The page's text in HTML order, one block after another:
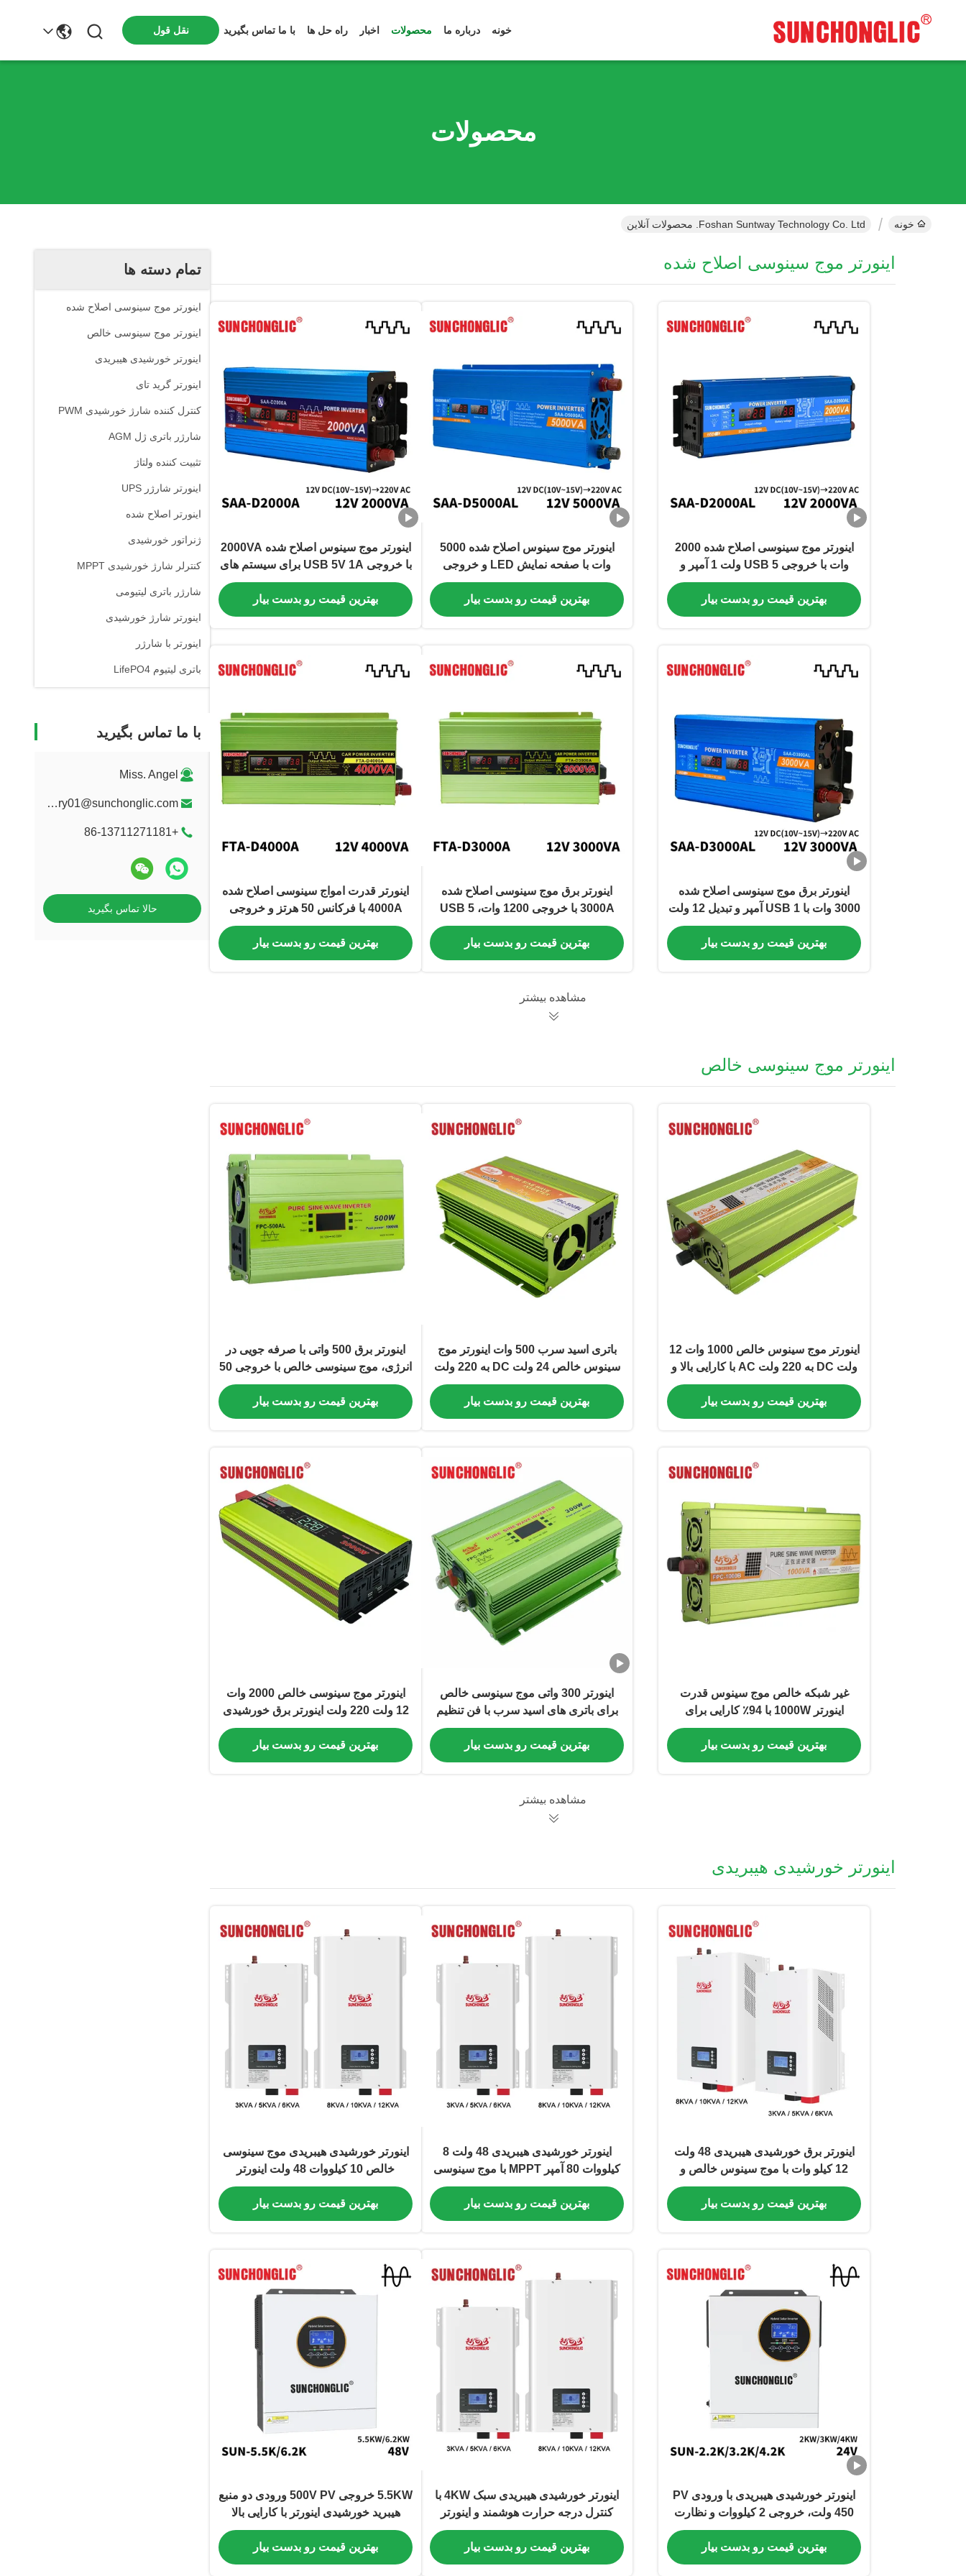
خونه درباره ما محصولات اخبار راه حل ها با ما تماس بگیرید نقل قول
محصولات
خونه Foshan Suntway Technology Co. Ltd. محصولات آنلاین
تمام دسته ها
اینورتر موج سینوسی اصلاح شده
اینورتر موج سینوسی خالص
اینورتر خورشیدی هیبریدی
اینورتر گرید تای
کنترل کننده شارژ خورشیدی PWM
شارژر باتری ژل AGM
تثبیت کننده ولتاژ
اینورتر شارژر UPS
اینورتر اصلاح شده
ژنراتور خورشیدی
کنترلر شارژ خورشیدی MPPT
شارژر باتری لیتیومی
اینورتر شارژ خورشیدی
اینورتر با شارژر
باتری لیتیوم LifePO4
با ما تماس بگیرید
Miss. Angel
factory01@sunchonglic.com
+86-13711271181
حالا تماس بگیرید
اینورتر موج سینوسی اصلاح شده
اینورتر موج سینوسی اصلاح شده 2000
وات با خروجی USB 5 ولت 1 آمپر و
نمایشگر LED برای تبدیل برق DC به AC
بهترین قیمت رو بدست بیار
اینورتر موج سینوس اصلاح شده 5000
وات با صفحه نمایش LED و خروجی
USB برای تبدیل قدرت 12 ولت تا 220
ولت
بهترین قیمت رو بدست بیار
اینورتر موج سینوس اصلاح شده 2000VA
با خروجی USB 5V 1A برای سیستم های
خورشیدی خارج از شبکه 12V تا 220V
بهترین قیمت رو بدست بیار
اینورتر برق موج سینوسی اصلاح شده
3000 وات با USB 1 آمپر و تبدیل 12 ولت
به 220 ولت
بهترین قیمت رو بدست بیار
اینورتر برق موج سینوسی اصلاح شده
3000A با خروجی 1200 وات، USB 5
ولت 1 آمپر و راه‌اندازی نرم هوشمند
بهترین قیمت رو بدست بیار
اینورتر قدرت امواج سینوسی اصلاح شده
4000A با فرکانس 50 هرتز و خروجی
USB برای تبدیل کارآمد DC به AC
بهترین قیمت رو بدست بیار
مشاهده بیشتر
اینورتر موج سینوسی خالص
اینورتر موج سینوس خالص 1000 وات 12
ولت DC به 220 ولت AC با کارایی بالا و
حفاظت های متعدد
بهترین قیمت رو بدست بیار
باتری اسید سرب 500 وات اینورتر موج
سینوس خالص 24 ولت DC به 220 ولت
AC Power Inverter با کارایی بالا
بهترین قیمت رو بدست بیار
اینورتر برق 500 واتی با صرفه جویی در
انرژی، موج سینوسی خالص با خروجی 50
هرتز برای تبدیل 12 ولت DC به 220 ولت
AC
بهترین قیمت رو بدست بیار
غیر شبکه خالص موج سینوس قدرت
اینورتر 1000W با 94٪ کارایی برای
استفاده صنعتی
بهترین قیمت رو بدست بیار
اینورتر 300 واتی موج سینوسی خالص
برای باتری های اسید سرب با فن تنظیم
سرعت هوشمند
بهترین قیمت رو بدست بیار
اینورتر موج سینوسی خالص 2000 وات
12 ولت 220 ولت اینورتر برق خورشیدی
خارج از شبکه با شارژ USB دوگانه
بهترین قیمت رو بدست بیار
مشاهده بیشتر
اینورتر خورشیدی هیبریدی
اینورتر برق خورشیدی هیبریدی 48 ولت
12 کیلو وات با موج سینوس خالص و
فناوری MPPT
بهترین قیمت رو بدست بیار
اینورتر خورشیدی هیبریدی 48 ولت 8
کیلووات 80 آمپر MPPT با موج سینوسی
خالص فرکانس پایین و کنترل دمای
هوشمند
بهترین قیمت رو بدست بیار
اینورتر خورشیدی هیبریدی موج سینوسی
خالص 10 کیلووات 48 ولت اینورتر
فرکانس پایین با کنترل دمای هوشمند
بهترین قیمت رو بدست بیار
اینورتر خورشیدی هیبریدی با ورودی PV
450 ولت، خروجی 2 کیلووات و نظارت
لحظه‌ای
بهترین قیمت رو بدست بیار
اینورتر خورشیدی هیبریدی سبک 4KW با
کنترل درجه حرارت هوشمند و اینورتر
فرکانس پایین
بهترین قیمت رو بدست بیار
5.5KW خروجی 500V PV ورودی دو منبع
هیبرید خورشیدی اینورتر با کارایی بالا
بهترین قیمت رو بدست بیار